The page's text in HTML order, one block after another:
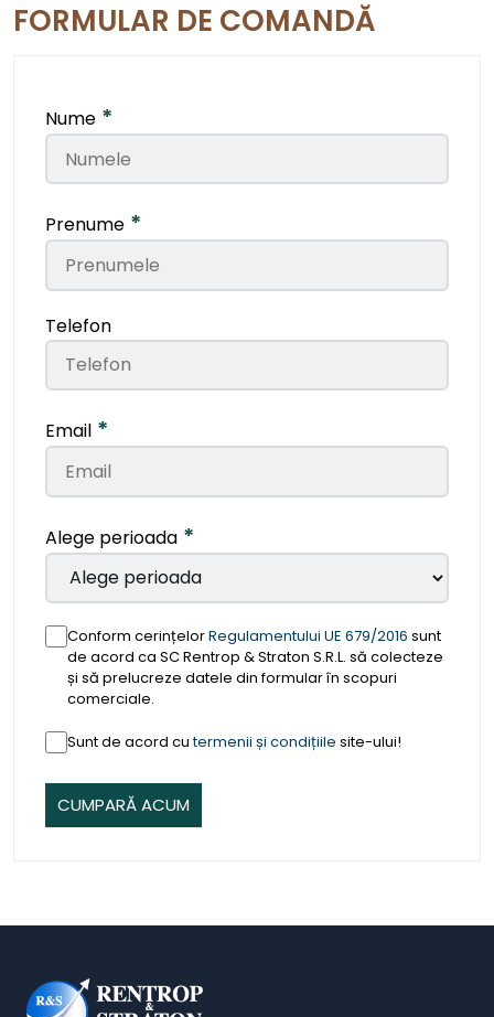
FORMULAR DE COMANDĂ
Nume *
Prenume *
Telefon
Email *
Alege perioada *
Conform cerințelorRegulamentului UE 679/2016 sunt
de acord ca SC Rentrop & Straton S.R.L. să colecteze
și să prelucreze datele din formular în scopuri
comerciale.
Sunt de acord cutermenii și condițiile site-ului!